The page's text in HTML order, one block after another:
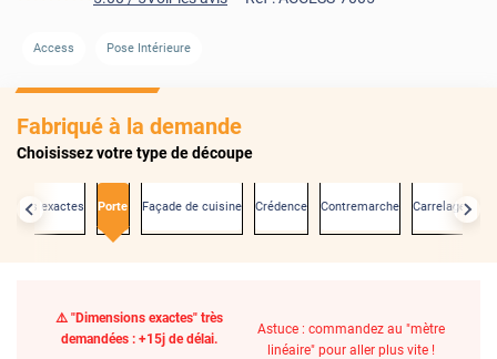
Access Pose Intérieure
Fabriqué à la demande
Choisissez votre type de découpe
exactes Porte Façade de cuisine Crédence Contremarche Carrelage
⚠️ "Dimensions exactes" très
demandées : +15j de délai.
Astuce : commandez au "mètre
linéaire" pour aller plus vite !